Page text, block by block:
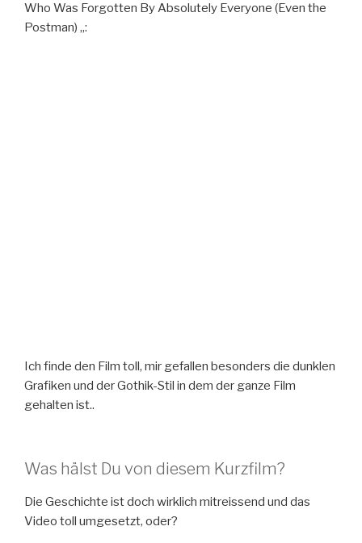
Who Was Forgotten By Absolutely Everyone (Even the
Postman) „:
Ich finde den Film toll, mir gefallen besonders die dunklen
Grafiken und der Gothik-Stil in dem der ganze Film
gehalten ist..
Was hälst Du von diesem Kurzfilm?
Die Geschichte ist doch wirklich mitreissend und das
Video toll umgesetzt, oder?